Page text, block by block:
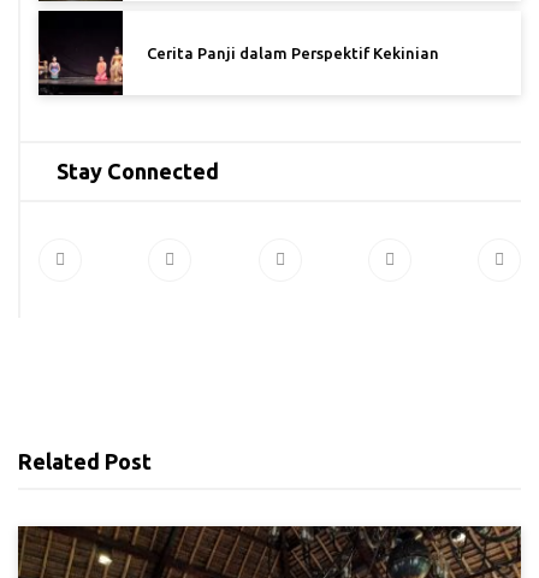
Cerita Panji dalam Perspektif Kekinian
Stay Connected
Related Post